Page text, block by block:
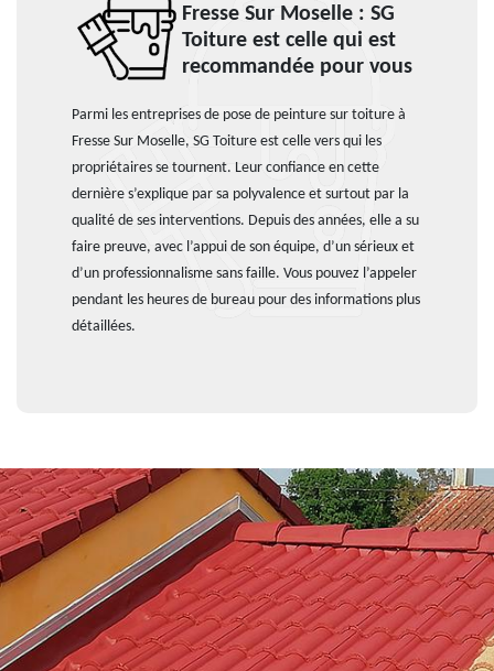
Fresse Sur Moselle : SG
Toiture est celle qui est
recommandée pour vous
Parmi les entreprises de pose de peinture sur toiture à
Fresse Sur Moselle, SG Toiture est celle vers qui les
propriétaires se tournent. Leur confiance en cette
dernière s’explique par sa polyvalence et surtout par la
qualité de ses interventions. Depuis des années, elle a su
faire preuve, avec l’appui de son équipe, d’un sérieux et
d’un professionnalisme sans faille. Vous pouvez l’appeler
pendant les heures de bureau pour des informations plus
détaillées.